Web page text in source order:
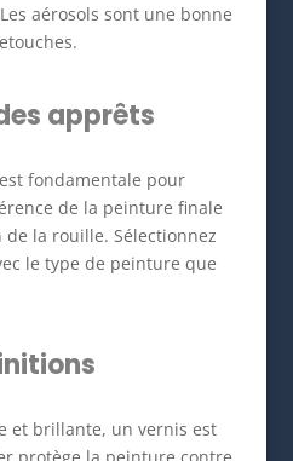
aérosols sont une bonne
apprêts
fondamentale pour
de la peinture finale
la rouille. Sélectionnez
le type de peinture que
et brillante, un vernis est